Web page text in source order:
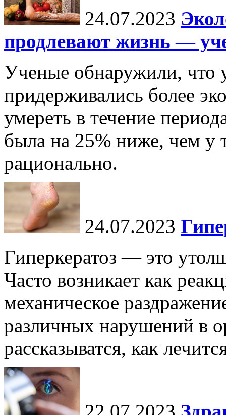
24.07.2023
продлевают жизнь —
Ученые обнаружили, что
придерживались более
умереть в течение
была на 25% ниже, чем у
рационально.
24.07.2023
Гиперкератоз — это
Часто возникает как
механическое
различных нарушений в
рассказыватся, как